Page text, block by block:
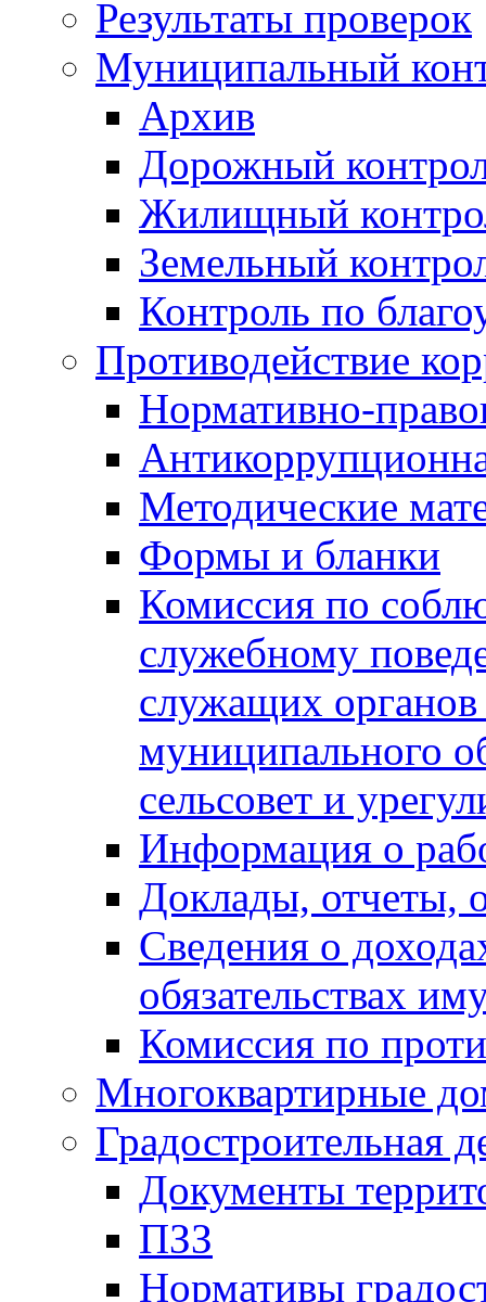
Результаты проверок
Муниципальный
Архив
Дорожный
Жилищный
Земельный
Контроль по
Противодействие
Нормативно-
Методические
Формы и бланки
Комиссия по
служебному
служащих органов
муниципального
сельсовет и
Информация о
Доклады, отчеты,
Сведения о
обязательствах
Комиссия по
Многоквартирные
Градостроительная
Документы
ПЗЗ
Нормативы